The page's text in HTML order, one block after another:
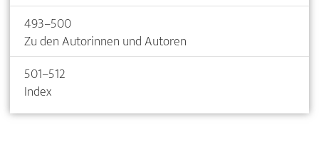
493–500
Zu den Autorinnen und Autoren
501–512
Index